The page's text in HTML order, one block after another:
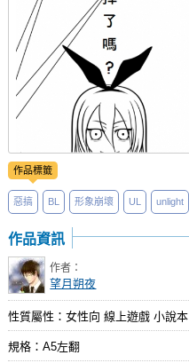
作品標籤
惡搞 BL 形象崩壞 UL unlight
作品資訊
作者：
望月朔夜
性質屬性：女性向 線上遊戲 小說本
規格：A5左翻